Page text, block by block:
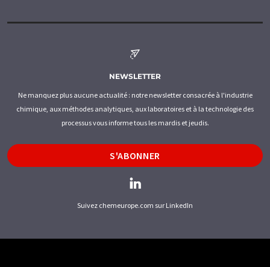
NEWSLETTER
Ne manquez plus aucune actualité : notre newsletter consacrée à l'industrie
chimique, aux méthodes analytiques, aux laboratoires et à la technologie des
processus vous informe tous les mardis et jeudis.
S'ABONNER
Suivez chemeurope.com sur LinkedIn